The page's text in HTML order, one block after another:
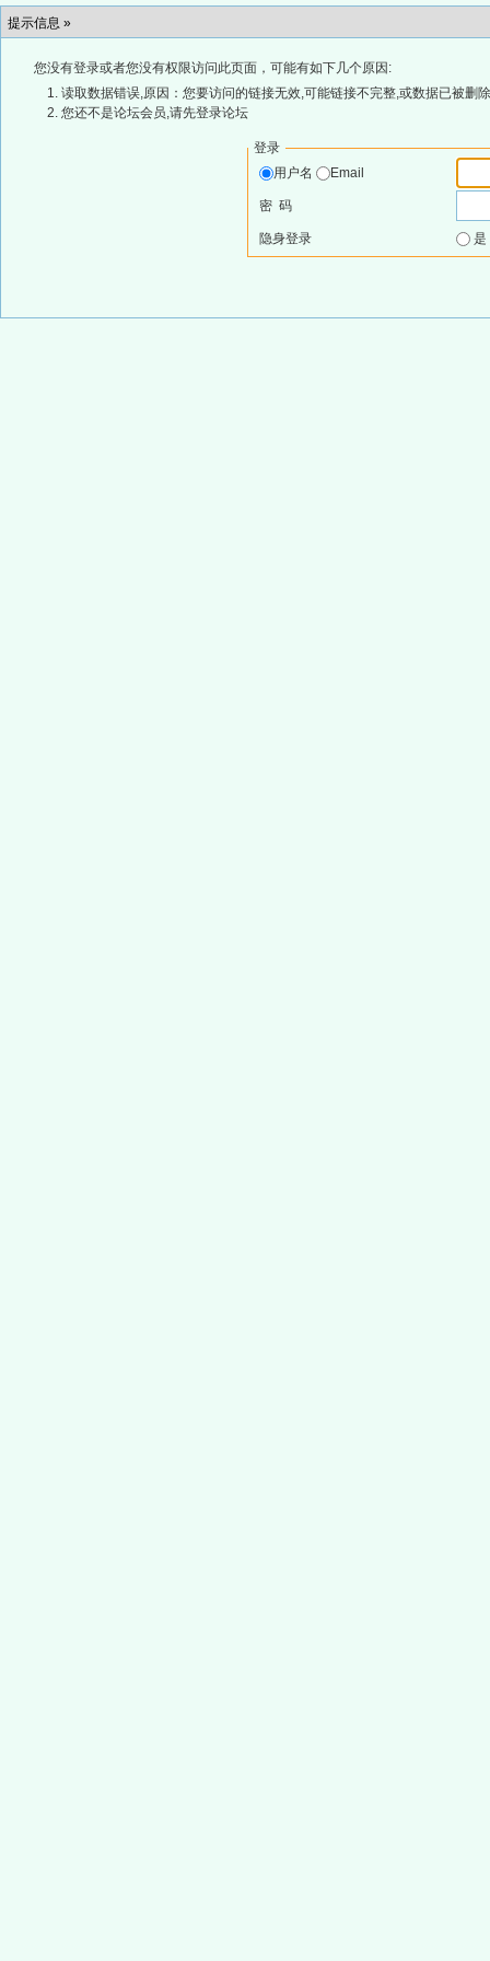
提示信息 »
您没有登录或者您没有权限访问此页面，可能有如下几个原因:
读取数据错误,原因：您要访问的链接无效,可能链接不完整,或数据已被删
您还不是论坛会员,请先登录论坛
登录
用户名
Email
密 码
隐身登录